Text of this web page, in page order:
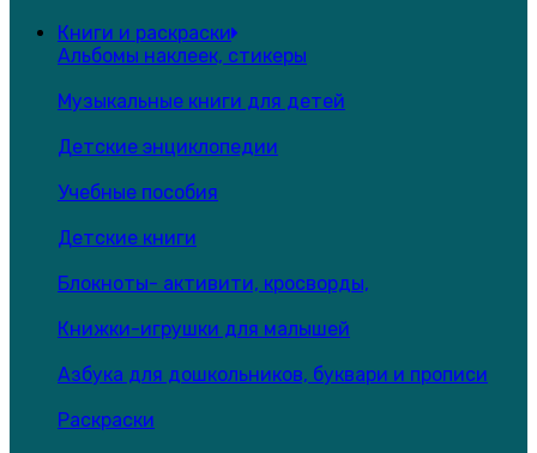
Книги и раскраски
Альбомы наклеек, стикеры
Музыкальные книги для детей
Детские энциклопедии
Учебные пособия
Детские книги
Блокноты- активити, кросворды,
Книжки-игрушки для малышей
Азбука для дошкольников, буквари и прописи
Раскраски